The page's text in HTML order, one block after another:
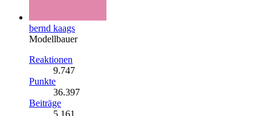
bernd kaags
Modellbauer
Reaktionen
9.747
Punkte
36.397
Beiträge
5.161